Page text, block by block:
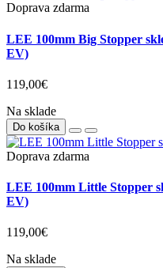
Doprava zdarma
LEE 100mm Big Stopper
EV)
119,00€
Na sklade
Do košíka
Doprava zdarma
LEE 100mm Little Stopper
EV)
119,00€
Na sklade